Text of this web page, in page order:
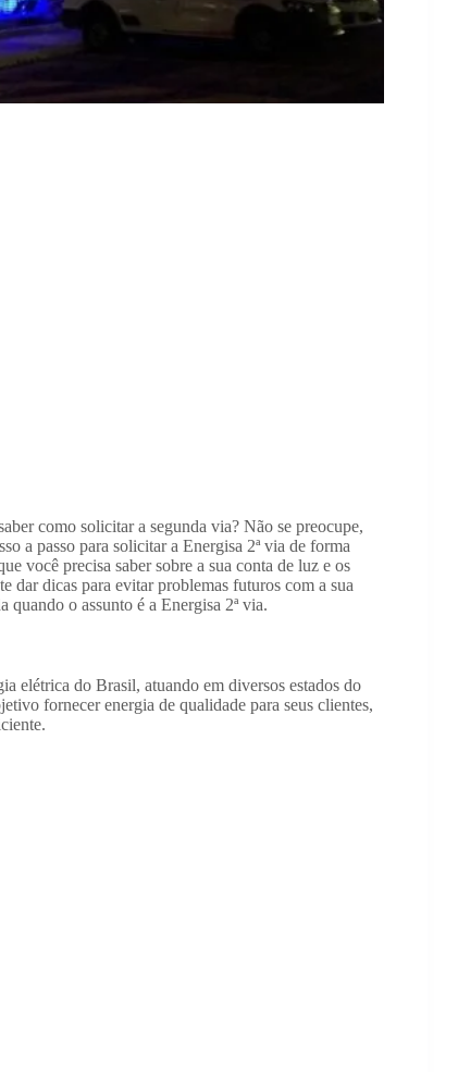
como solicitar a segunda via? Não se preocupe,
a passo para solicitar a Energisa 2ª via de forma
você precisa saber sobre a sua conta de luz e os
dar dicas para evitar problemas futuros com a sua
o assunto é a Energisa 2ª via.
elétrica do Brasil, atuando em diversos estados do
fornecer energia de qualidade para seus clientes,